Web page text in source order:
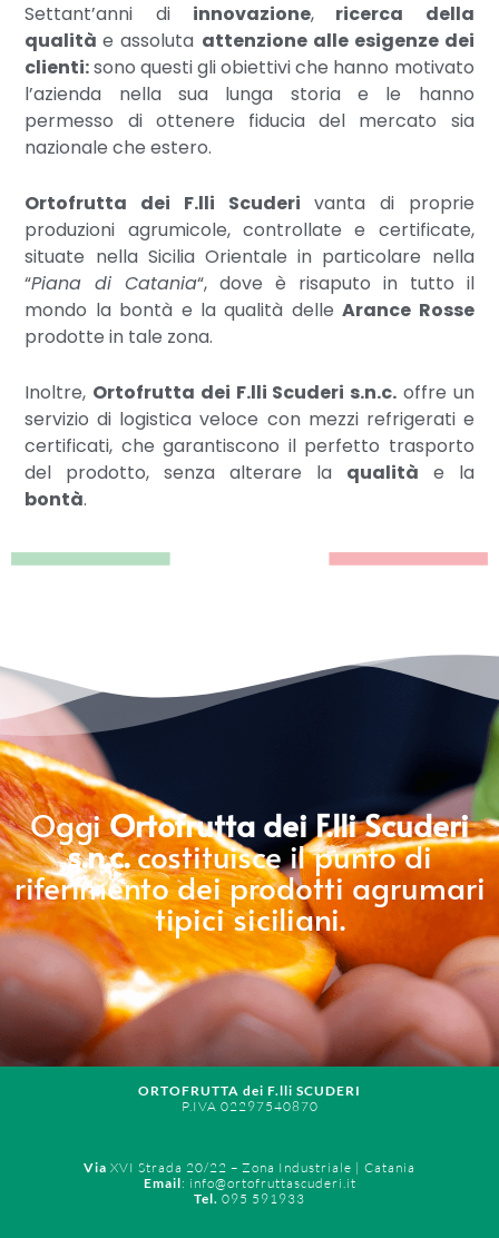
Settant’anni di innovazione, ricerca della
qualitàe assoluta attenzione alle esigenze dei
clienti:sono questi gli obiettivi che hanno motivato
l’azienda nella sua lunga storia e le hanno
permesso di ottenere fiducia del mercato sia
nazionale che estero.
Ortofrutta dei F.lli Scuderi vanta di proprie
produzioni agrumicole, controllate e certificate,
situate nella Sicilia Orientale in particolare nella
“Piana di Catania“, dove è risaputo in tutto il
mondo la bontà e la qualità delleArance Rosse
prodotte in tale zona.
Inoltre, Ortofrutta dei F.lli Scuderi s.n.c. offre un
servizio di logistica veloce con mezzi refrigerati e
certificati, che garantiscono il perfetto trasporto
del prodotto, senza alterare la qualità e la
bontà.
OggiOrtofrutta dei F.lli Scuderi
s.n.c.costituisce il punto di
riferimento dei prodotti agrumari
tipici siciliani.
ORTOFRUTTA dei F.lli SCUDERI
P.IVA 02297540870
Via XVI Strada 20/22 – Zona Industriale | Catania
Email: info@ortofruttascuderi.it
Tel. 095 591933